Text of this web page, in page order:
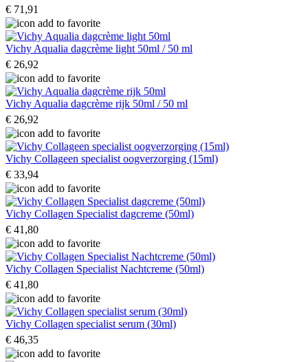
€ 71,91
Vichy Aqualia dagcrème light 50ml / 50 ml
€ 26,92
Vichy Aqualia dagcrème rijk 50ml / 50 ml
€ 26,92
Vichy Collageen specialist oogverzorging (15ml)
€ 33,94
Vichy Collagen Specialist dagcreme (50ml)
€ 41,80
Vichy Collagen Specialist Nachtcreme (50ml)
€ 41,80
Vichy Collagen specialist serum (30ml)
€ 46,35